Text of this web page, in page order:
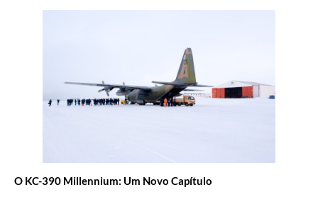
O KC-390 Millennium: Um Novo Capítulo